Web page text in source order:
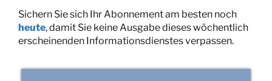
Sichern Sie sich Ihr Abonnement am besten noch
heute, damit Sie keine Ausgabe dieses wöchentlich
erscheinenden Informationsdienstes verpassen.